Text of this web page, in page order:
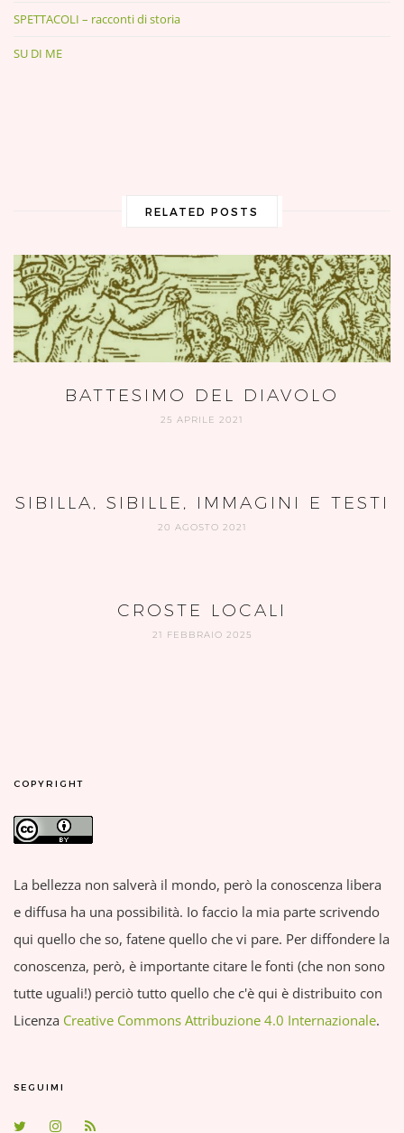
SPETTACOLI – racconti di storia
SU DI ME
RELATED POSTS
BATTESIMO DEL DIAVOLO
25 APRILE 2021
SIBILLA, SIBILLE, IMMAGINI E TESTI
20 AGOSTO 2021
CROSTE LOCALI
21 FEBBRAIO 2025
COPYRIGHT
La bellezza non salverà il mondo, però la conoscenza libera
e diffusa ha una possibilità. Io faccio la mia parte scrivendo
qui quello che so, fatene quello che vi pare. Per diffondere la
conoscenza, però, è importante citare le fonti (che non sono
tutte uguali!) perciò tutto quello che c'è qui è distribuito con
Licenza Creative Commons Attribuzione 4.0 Internazionale.
SEGUIMI